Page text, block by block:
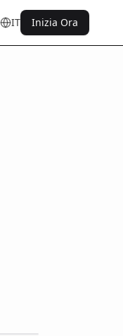
IT
entrdeesitfrptnl sq
Inizia Ora